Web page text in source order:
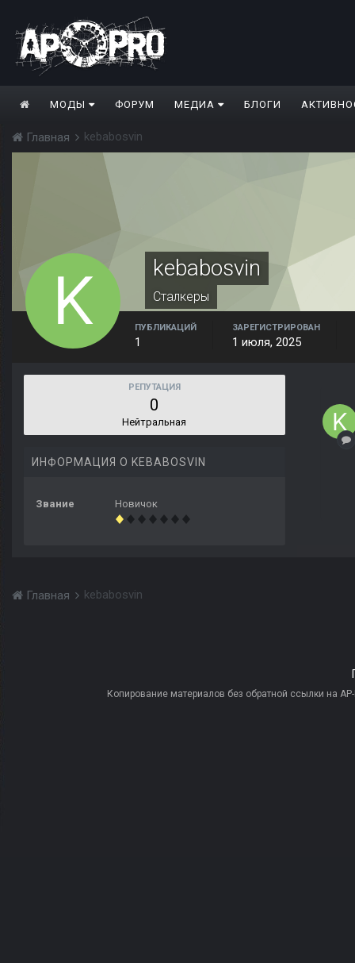
МОДЫ ФОРУМ МЕДИА БЛОГИ
Главная kebabosvin
kebabosvin
Сталкеры
ПУБЛИКАЦИЙ
1
ЗАРЕГИСТРИРОВАН
1 июля, 2025
РЕПУТАЦИЯ
0
Нейтральная
ИНФОРМАЦИЯ О KEBABOSVIN
Звание Новичок
Главная kebabosvin
Копирование материалов без обратной ссылки на